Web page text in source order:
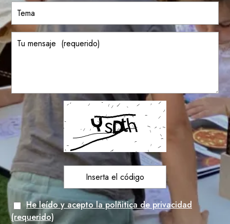
He leído y acepto la polñitica de privacidad
(requerido)